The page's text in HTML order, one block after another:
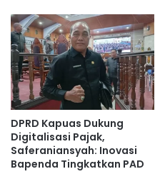
DPRD Kapuas Dukung
Digitalisasi Pajak,
Saferaniansyah: Inovasi
Bapenda Tingkatkan PAD